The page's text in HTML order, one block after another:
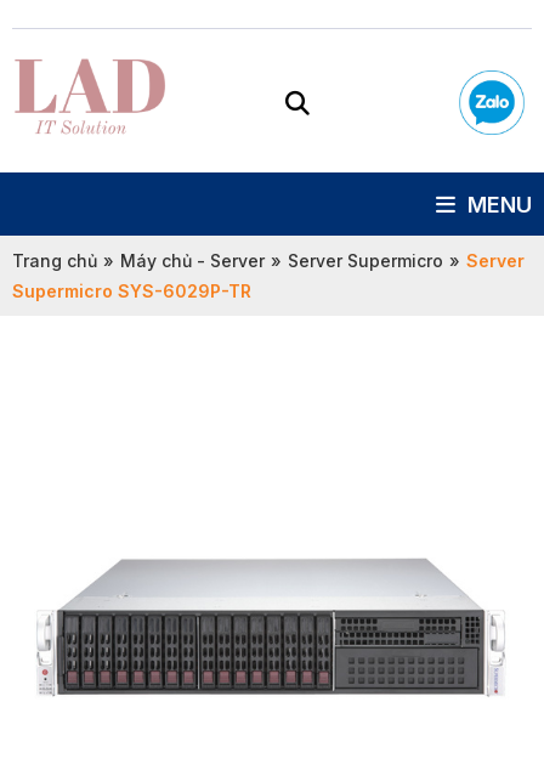
MENU
Trang chủ » Máy chủ - Server » Server Supermicro » Server
Supermicro SYS-6029P-TR